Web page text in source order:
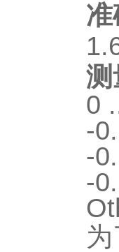
测
0
-
-
-